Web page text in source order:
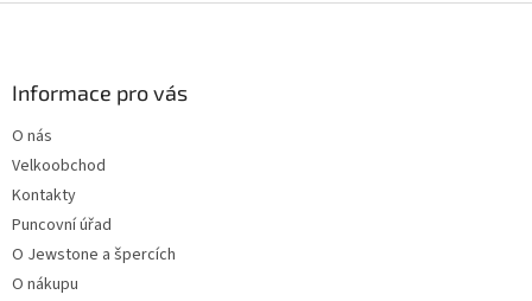
Informace pro vás
O nás
Velkoobchod
Kontakty
Puncovní úřad
O Jewstone a špercích
O nákupu